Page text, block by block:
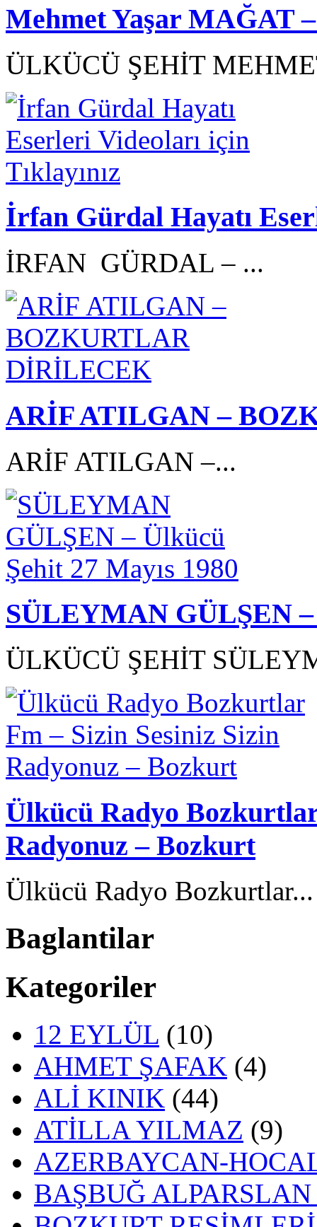
Mehmet Yaşar MAĞAT
ÜLKÜCÜ ŞEHİT
İrfan Gürdal Hayatı
İRFAN GÜRDAL – ...
ARİF ATILGAN –
ARİF ATILGAN –...
SÜLEYMAN GÜLŞEN –
ÜLKÜCÜ ŞEHİT
Ülkücü Radyo
Radyonuz – Bozkurt
Ülkücü Radyo
Baglantilar
Kategoriler
12 EYLÜL (10)
AHMET ŞAFAK (4)
ALİ KINIK (44)
ATİLLA YILMAZ (9)
AZERBAYCAN-
BAŞBUĞ